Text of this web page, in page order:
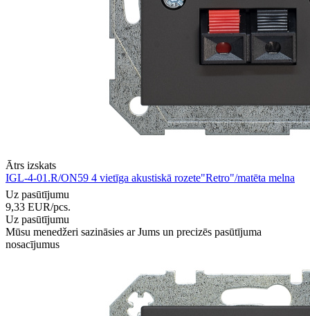
Ātrs izskats
IGL-4-01.R/ON59 4 vietīga akustiskā rozete"Retro"/matēta melna
Uz pasūtījumu
9,33 EUR/pcs.
Uz pasūtījumu
Mūsu menedžeri sazināsies ar Jums un precizēs pasūtījuma
nosacījumus